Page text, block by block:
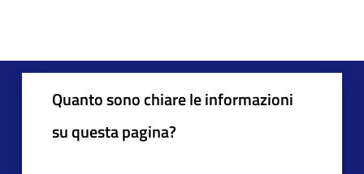
Quanto sono chiare le informazioni
su questa pagina?